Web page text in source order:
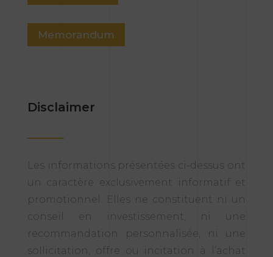
Memorandum
Disclaimer
Les informations présentées ci-dessus ont
un caractère exclusivement informatif et
promotionnel. Elles ne constituent ni un
conseil en investissement, ni une
recommandation personnalisée, ni une
sollicitation, offre ou incitation à l’achat